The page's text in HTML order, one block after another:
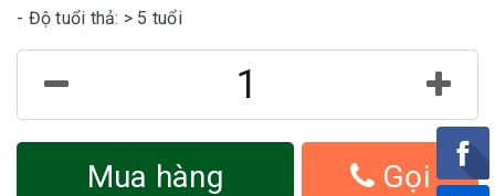
- Độ tuổi thả: > 5 tuổi
Mua hàng Gọi